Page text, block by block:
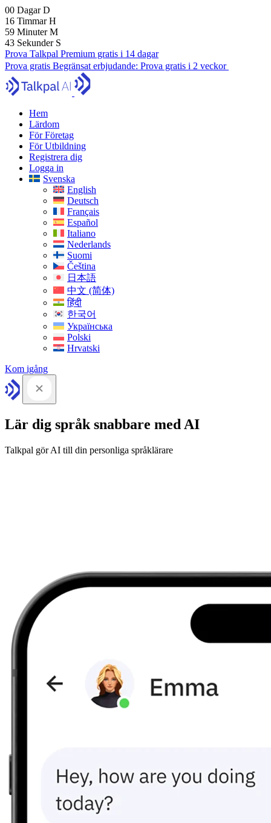
00 DagarD
16 TimmarH
59 MinuterM
41 Sekunder S
Prova Talkpal Premium gratis i 14 dagar
Prova gratis Begränsat erbjudande: Prova gratis i 2 veckor
Hem
Lärdom
För Företag
För Utbildning
Registrera dig
Logga in
Svenska
English
Deutsch
Français
Español
Italiano
Nederlands
Suomi
Čeština
日本語
中文 (简体)
हिंदी
한국어
Українська
Polski
Hrvatski
Kom igång
Lär dig språk snabbare med AI
Talkpal gör AI till din personliga språklärare